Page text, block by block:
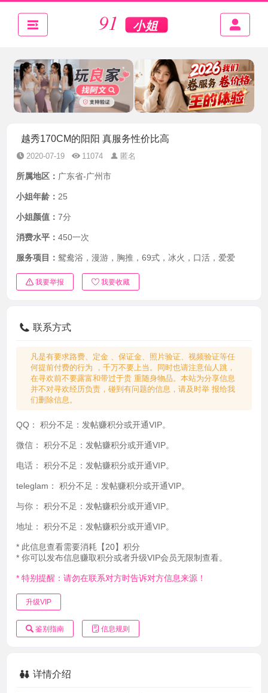
越秀170CM的阳阳 真服务性价比高
2020-07-19 11074 匿名
所属地区： 广东省-广州市
小姐年龄： 25
小姐颜值： 7分
消费水平： 450一次
服务项目： 鸳鸯浴，漫游，胸推，69式，冰火，口活，爱爱
我要举报 我要收藏
联系方式
凡是有要求路费、定金 、保证金、照片验证、视频验证等任
何提前付费的行为 ，千万不要上当。同时也请注意仙人跳，
在寻欢前不要露富和带过于贵 重随身物品。本站为分享信息
并不对寻欢经历负责，碰到有问题的信息，请及时举 报给我
们删除信息。
QQ： 积分不足：发帖赚积分或开通VIP。
微信： 积分不足：发帖赚积分或开通VIP。
电话： 积分不足：发帖赚积分或开通VIP。
teleglam： 积分不足：发帖赚积分或开通VIP。
与你： 积分不足：发帖赚积分或开通VIP。
地址： 积分不足：发帖赚积分或开通VIP。
* 此信息查看需要消耗【20】积分
* 你可以发布信息赚取积分或者升级VIP会员无限制查看。
* 特别提醒：请勿在联系对方时告诉对方信息来源！
升级VIP
鉴别指南 信息规则
详情介绍